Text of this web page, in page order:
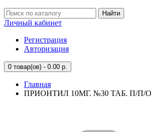
Найти
Личный кабинет
Регистрация
Авторизация
0 товар(ов) - 0.00 р.
Главная
ПРИОНТИЛ 10МГ. №30 ТАБ. П/П/О